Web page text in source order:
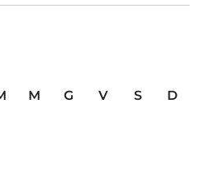
M G V S
D